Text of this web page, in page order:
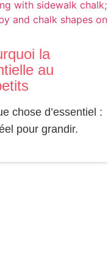
la
au
chose d’essentiel :
pour grandir.